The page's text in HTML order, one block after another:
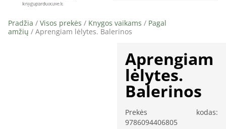
Pradžia / Visos prekės / Knygos vaikams / Pagal
amžių / Aprengiam lėlytes. Balerinos
Aprengiam
lėlytes.
Balerinos
Prekės kodas:
9786094406805